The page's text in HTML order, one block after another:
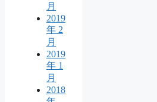
月
2019
年 2
月
2019
年 1
月
2018